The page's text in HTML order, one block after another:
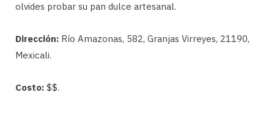
olvides probar su pan dulce artesanal.
Dirección: Río Amazonas, 582, Granjas Virreyes, 21190,
Mexicali.
Costo: $$.